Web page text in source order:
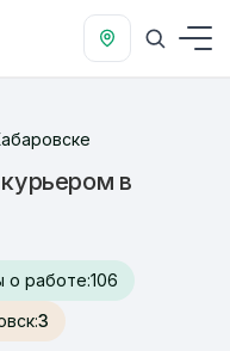
в
о работе:106
3